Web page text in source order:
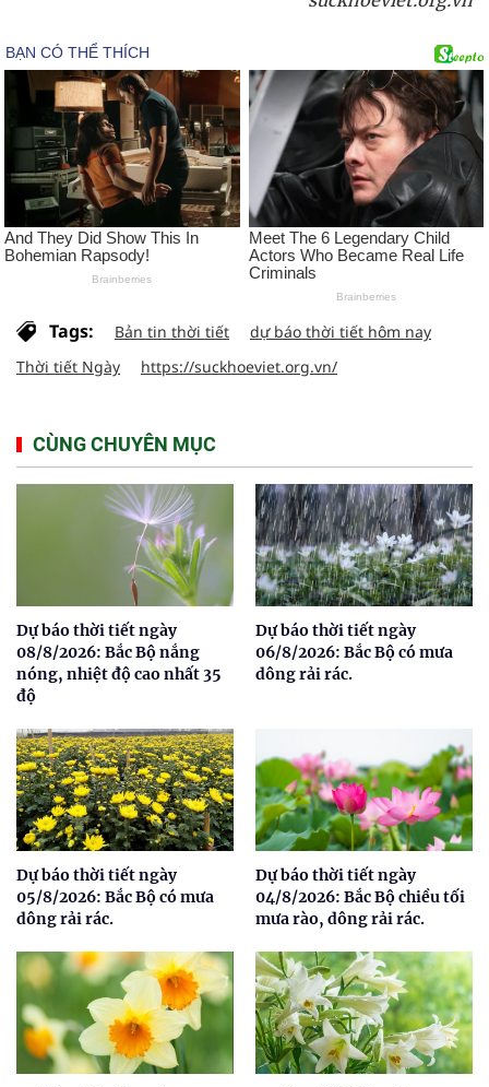
Tags: Bản tin thời tiết
dự báo thời tiết hôm nay
Thời tiết Ngày
https://suckhoeviet.org.vn/
CÙNG CHUYÊN MỤC
Dự báo thời tiết ngày
08/8/2026: Bắc Bộ nắng
nóng, nhiệt độ cao nhất 35
độ
Dự báo thời tiết ngày
06/8/2026: Bắc Bộ có mưa
dông rải rác.
Dự báo thời tiết ngày
05/8/2026: Bắc Bộ có mưa
dông rải rác.
Dự báo thời tiết ngày
04/8/2026: Bắc Bộ chiều tối
mưa rào, dông rải rác.